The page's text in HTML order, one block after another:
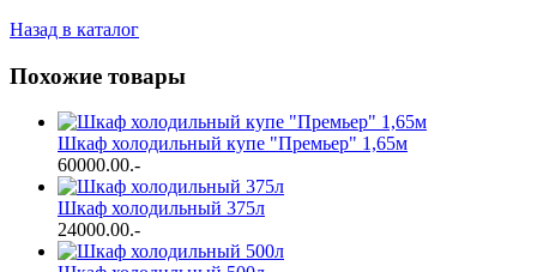
Назад в каталог
Похожие товары
Шкаф холодильный купе "Премьер" 1,65м
60000.00.-
Шкаф холодильный 375л
24000.00.-